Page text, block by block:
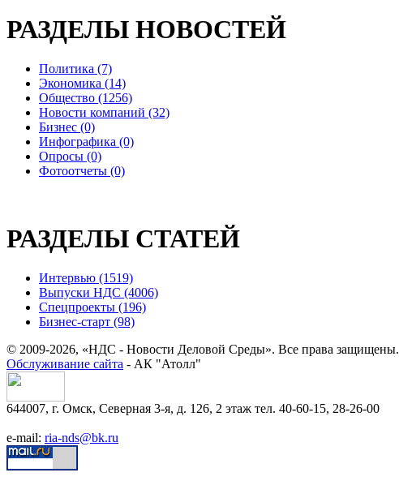
РАЗДЕЛЫ НОВОСТЕЙ
Политика (7)
Экономика (14)
Общество (1256)
Новости компаний (32)
Бизнес (0)
Инфографика (0)
Опросы (0)
Фотоотчеты (0)
РАЗДЕЛЫ СТАТЕЙ
Интервью (1519)
Выпуски НДС (4006)
Спецпроекты (196)
Бизнес-старт (98)
© 2009-2026, «НДС - Новости Деловой Среды». Все права защищены.
Обслуживание сайта - АК "Атолл"
644007, г. Омск, Северная 3-я, д. 126, 2 этаж тел. 40-60-15, 28-26-00
e-mail: ria-nds@bk.ru